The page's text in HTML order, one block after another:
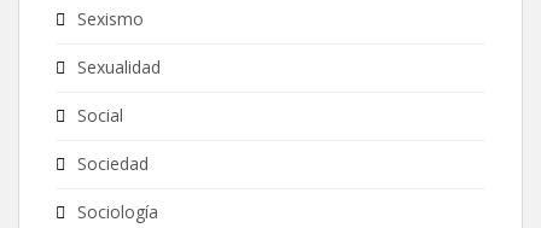
Sexismo
Sexualidad
Social
Sociedad
Sociología